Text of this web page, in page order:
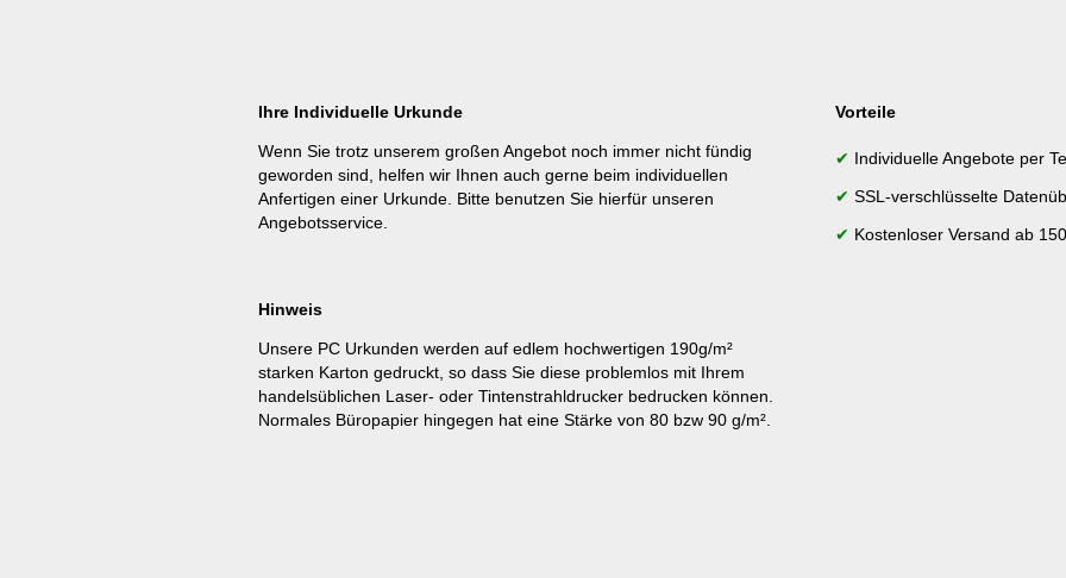
Ihre Individuelle Urkunde
Wenn Sie trotz unserem großen Angebot noch immer nicht fündig
geworden sind, helfen wir Ihnen auch gerne beim individuellen
Anfertigen einer Urkunde. Bitte benutzen Sie hierfür unseren
Angebotsservice.
Hinweis
Unsere PC Urkunden werden auf edlem hochwertigen 190g/m²
starken Karton gedruckt, so dass Sie diese problemlos mit Ihrem
handelsüblichen Laser- oder Tintenstrahldrucker bedrucken können.
Normales Büropapier hingegen hat eine Stärke von 80 bzw 90 g/m².
Vorteile
✔ Individuelle Angebote per
✔ SSL-verschlüsselte
✔ Kostenloser Versand ab